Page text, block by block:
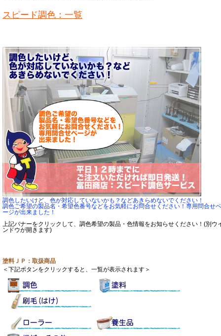
スピード調色：一覧
調色したいけど、色が対応していないかも？などあきらめないでください！
調色ご希望の製品名・希望色番号などをお気軽にお問合せください！専用問合せペ
ージが出来ました！
上記バナーをクリックして、調色希望の製品・色情報をお知らせください！(別ウ
ンドウが開きます)
塗料ＪＰ：取扱商品
＜下記ボタンをクリックすると、一覧が表示されます＞